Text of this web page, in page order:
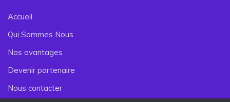
Accueil
Qui Sommes Nous
Nos avantages
Devenir partenaire
Nous contacter